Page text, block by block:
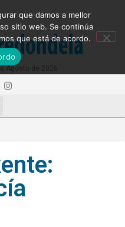
que damos a mellor
sitio web. Se continúa
que está de acordo.